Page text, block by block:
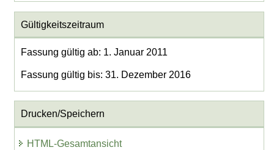
Gültigkeitszeitraum
Fassung gültig ab: 1. Januar 2011
Fassung gültig bis: 31. Dezember 2016
Drucken/Speichern
HTML-Gesamtansicht